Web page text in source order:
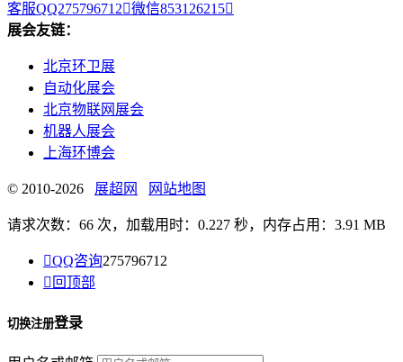
客服QQ275796712微信853126215
展会友链：
北京环卫展
自动化展会
北京物联网展会
机器人展会
上海环博会
© 2010-2026 展超网 网站地图
请求次数：66 次，加载用时：0.227 秒，内存占用：3.91 MB
QQ咨询275796712
 回顶部
切换注册登录